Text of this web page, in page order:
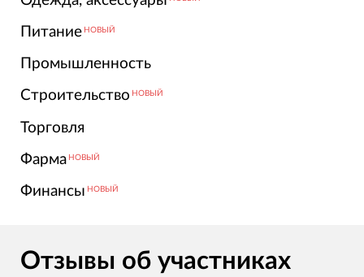
Питание НОВЫЙ
Промышленность
Строительство НОВЫЙ
Торговля
Фарма НОВЫЙ
Финансы НОВЫЙ
Отзывы об участниках